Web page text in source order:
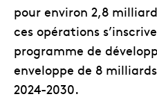
pour environ 2,8
ces opérations
programme de
enveloppe de 8
2024-2030.